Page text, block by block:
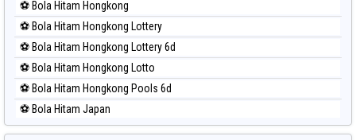
⚽ Bola Merah Sao Paulo
⚽ Bola Merah Singapore
⚽ Bola Merah Sydney
⚽ Bola Merah Sydney Lottery
⚽ Bola Merah Sydney Lottery 6d
⚽ Bola Merah Sydney Lotto
⚽ Bola Hitam Hongkong
⚽ Bola Hitam Hongkong Lottery
⚽ Bola Hitam Hongkong Lottery 6d
⚽ Bola Hitam Hongkong Lotto
⚽ Bola Hitam Hongkong Pools 6d
⚽ Bola Hitam Japan
⚽ Bola Hitam Japan 6d